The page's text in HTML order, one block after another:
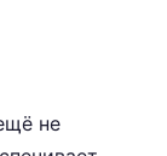
не